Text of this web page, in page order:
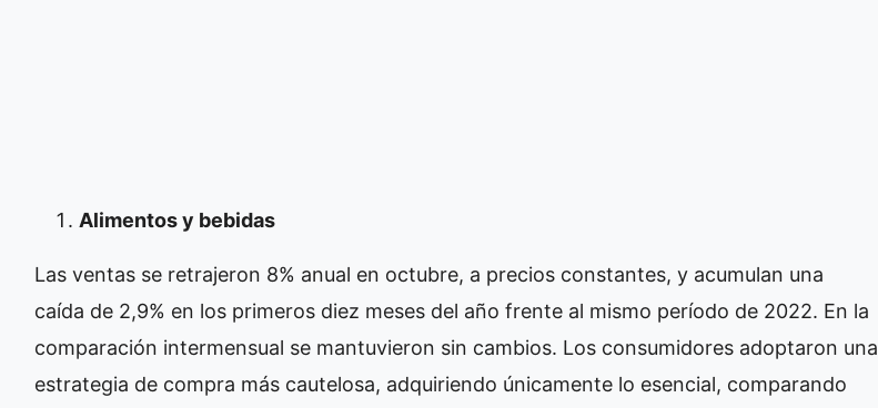
Alimentos y bebidas
Las ventas se retrajeron 8% anual en octubre, a precios constantes, y acumulan una
caída de 2,9% en los primeros diez meses del año frente al mismo período de 2022. En la
comparación intermensual se mantuvieron sin cambios. Los consumidores adoptaron una
estrategia de compra más cautelosa, adquiriendo únicamente lo esencial, comparando